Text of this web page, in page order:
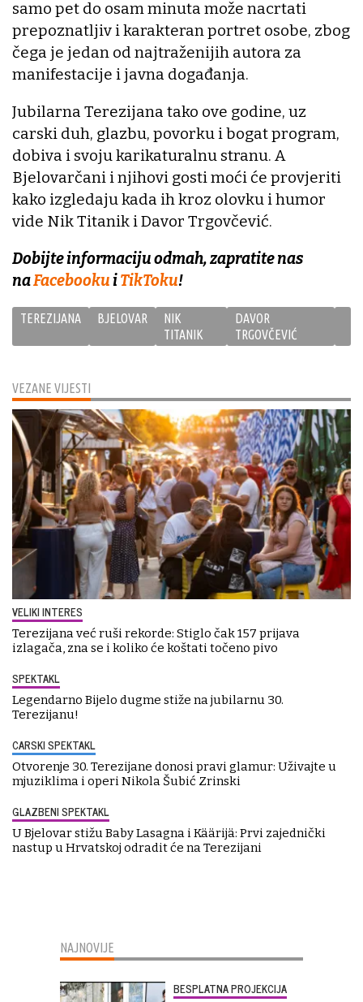
VEZANE VIJESTI
VELIKI INTERES
Terezijana već ruši rekorde: Stiglo čak 157 prijava
izlagača, zna se i koliko će koštati točeno pivo
SPEKTAKL
Legendarno Bijelo dugme stiže na jubilarnu 30.
Terezijanu!
CARSKI SPEKTAKL
Otvorenje 30. Terezijane donosi pravi glamur: Uživajte u
mjuziklima i operi Nikola Šubić Zrinski
GLAZBENI SPEKTAKL
U Bjelovar stižu Baby Lasagna i Käärijä: Prvi zajednički
nastup u Hrvatskoj odradit će na Terezijani
samo pet do osam minuta može nacrtati
prepoznatljiv i karakteran portret osobe, zbog
čega je jedan od najtraženijih autora za
manifestacije i javna događanja.
Jubilarna Terezijana tako ove godine, uz
carski duh, glazbu, povorku i bogat program,
dobiva i svoju karikaturalnu stranu. A
Bjelovarčani i njihovi gosti moći će provjeriti
kako izgledaju kada ih kroz olovku i humor
vide Nik Titanik i Davor Trgovčević.
Dobijte informaciju odmah, zapratite nas
naFacebookuiTikToku!
TEREZIJANA BJELOVAR
NIK
TITANIK
DAVOR
TRGOVČEVIĆ
NAJNOVIJE
BESPLATNA PROJEKCIJA